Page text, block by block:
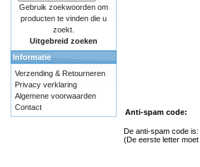
Anti-spam code:
De anti-spam code
(De eerste letter
Gebruik zoekwoorden om
producten te vinden die u
zoekt.
Uitgebreid zoeken
Informatie
Verzending & Retourneren
Privacy verklaring
Algemene voorwaarden
Contact